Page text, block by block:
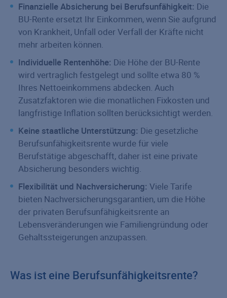
Finanzielle Absicherung bei Berufsunfähigkeit: Die
BU-Rente ersetzt Ihr Einkommen, wenn Sie aufgrund
von Krankheit, Unfall oder Verfall der Kräfte nicht
mehr arbeiten können.
Individuelle Rentenhöhe: Die Höhe der BU-Rente
wird vertraglich festgelegt und sollte etwa 80 %
Ihres Nettoeinkommens abdecken. Auch
Zusatzfaktoren wie die monatlichen Fixkosten und
langfristige Inflation sollten berücksichtigt werden.
Keine staatliche Unterstützung: Die gesetzliche
Berufsunfähigkeitsrente wurde für viele
Berufstätige abgeschafft, daher ist eine private
Absicherung besonders wichtig.
Flexibilität und Nachversicherung: Viele Tarife
bieten Nachversicherungsgarantien, um die Höhe
der privaten Berufsunfähigkeitsrente an
Lebensveränderungen wie Familiengründung oder
Gehaltssteigerungen anzupassen.
Was ist eine Berufsunfähigkeitsrente?